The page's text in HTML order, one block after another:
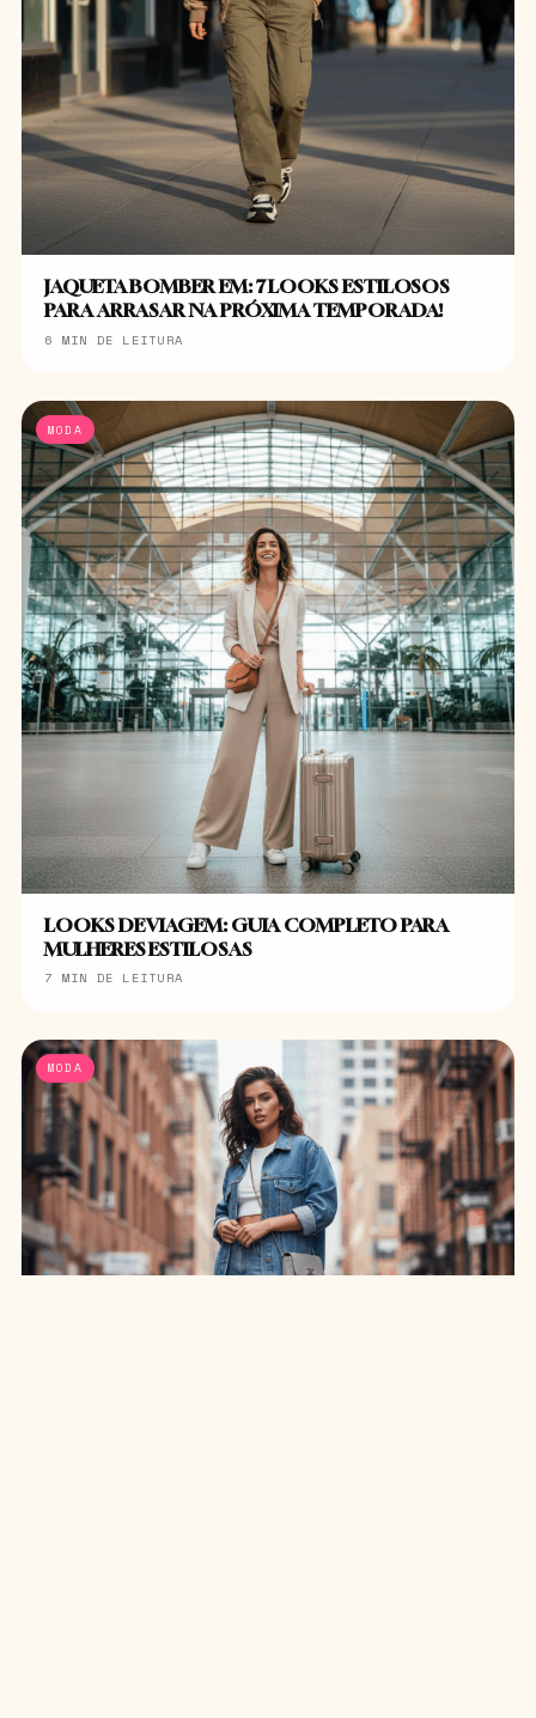
JAQUETA BOMBER EM: 7 LOOKS ESTILOSOS
PARA ARRASAR NA PRÓXIMA TEMPORADA!
6 MIN DE LEITURA
MODA
LOOKS DE VIAGEM: GUIA COMPLETO PARA
MULHERES ESTILOSAS
7 MIN DE LEITURA
MODA